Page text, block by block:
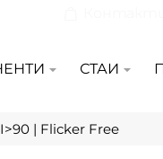
СТАИ
| Flicker Free